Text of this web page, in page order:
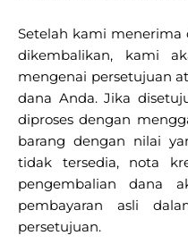
Setelah kami
dikembalikan, kami
mengenai persetujuan
dana Anda. Jika
diproses dengan
barang dengan nilai
tidak tersedia, nota
pengembalian dana
pembayaran asli
persetujuan.